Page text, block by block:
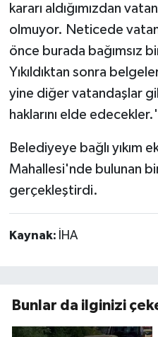
kararı aldığımızdan
olmuyor. Neticede
önce burada bağımsız
Yıkıldıktan sonra
yine diğer vatandaşlar
haklarını elde edecekler.'
Belediyeye bağlı yıkım
Mahallesi'nde bulunan bir
gerçekleştirdi.
Kaynak: İHA
Bunlar da ilginizi